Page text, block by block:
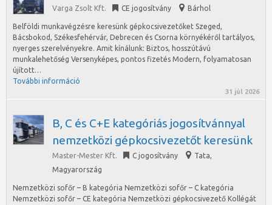
Varga Zsolt Kft. CE jogosítvány Bárhol
Belföldi munkavégzésre keresünk gépkocsivezetőket Szeged,
Bácsbokod, Székesfehérvár, Debrecen és Csorna környékéről tartályos,
nyerges szerelvényekre. Amit kínálunk: Biztos, hosszútávú
munkalehetőség Versenyképes, pontos fizetés Modern, folyamatosan
újított…
További információ
31 júl 2026
B, C és C+E kategóriás jogosítvánnyal
nemzetközi gépkocsivezetőt keresünk
Master-Mester Kft. C jogosítvány Tata,
Magyarország
Nemzetközi sofőr – B kategória Nemzetközi sofőr – C kategória
Nemzetközi sofőr – CE kategória Nemzetközi gépkocsivezető Kollégát